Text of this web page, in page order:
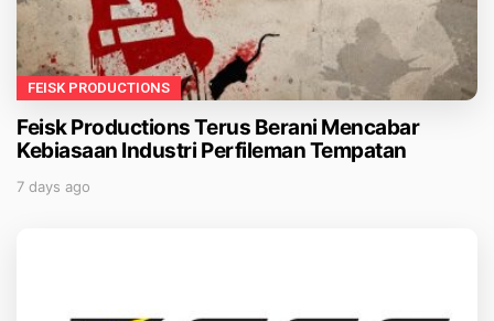
FEISK PRODUCTIONS
Feisk Productions Terus Berani Mencabar
Kebiasaan Industri Perfileman Tempatan
7 days ago